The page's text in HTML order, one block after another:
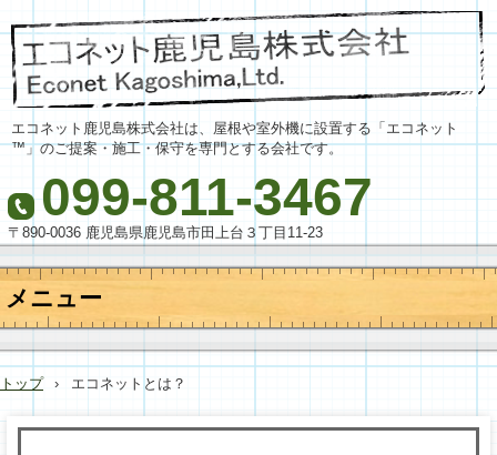
エコネット鹿児島株式会社は、屋根や室外機に設置する「エコネット
™」のご提案・施工・保守を専門とする会社です。
099-811-3467
〒890-0036 鹿児島県鹿児島市田上台３丁目11-23
メニュー
コ
テ
ン
へ
トップ › エコネットとは？